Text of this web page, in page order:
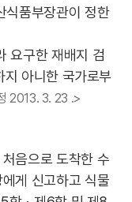
식품부장관이 정한
요구한 재배지 검
아니한 국가로부
2013. 3. 23 .>
음으로 도착한 수
게 신고하고 식물